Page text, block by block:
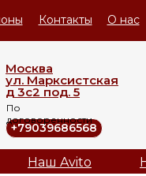
Контакты О нас
Москва
ул. Марксистская
д 3с2 под. 5
+79039686568
По
договоренности
Наш Avito